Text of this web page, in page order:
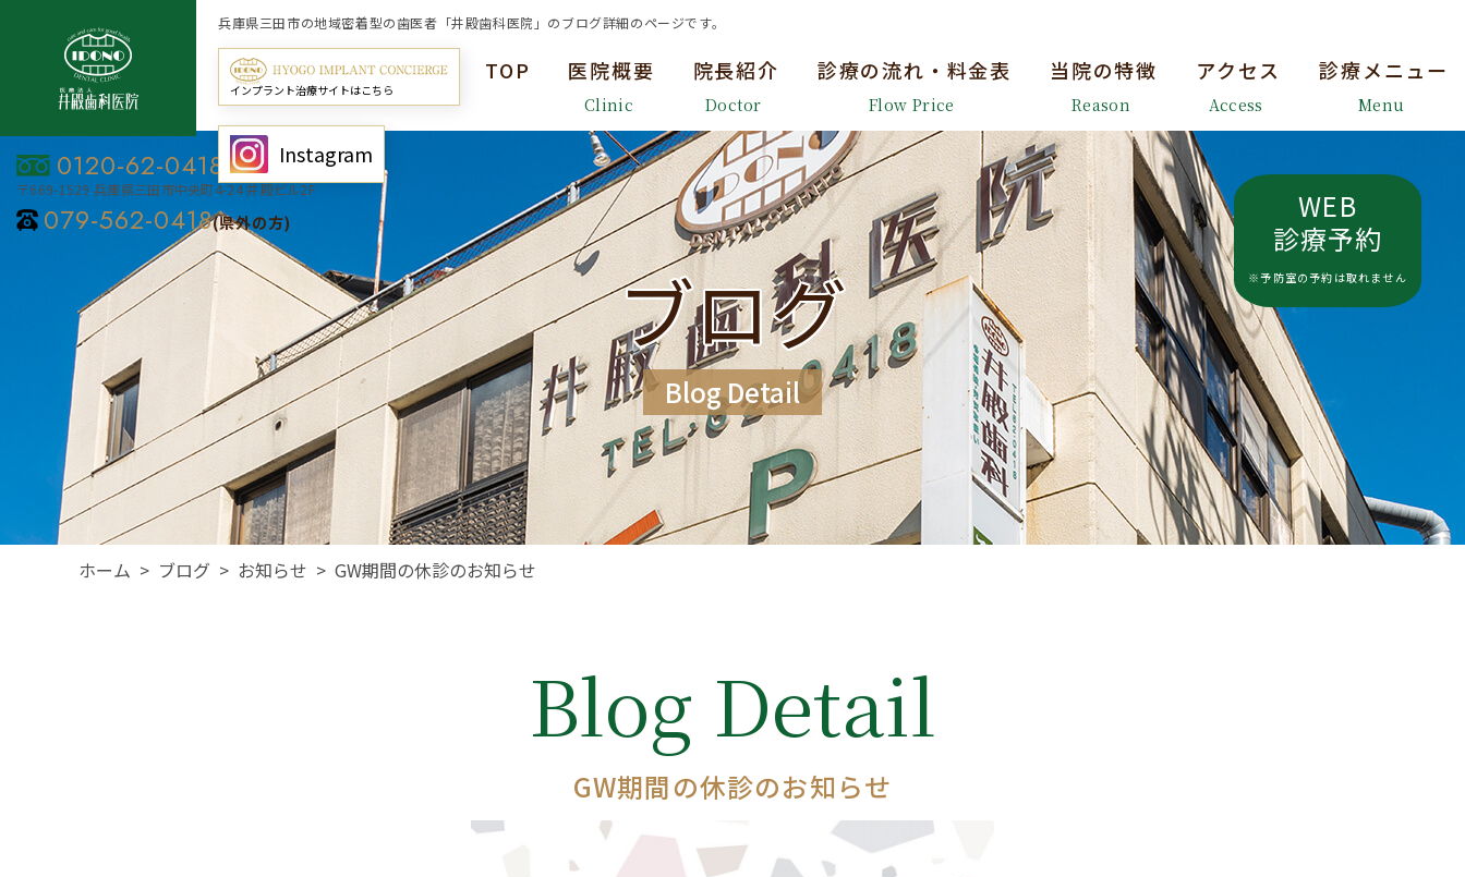
兵庫県三田市の地域密着型の歯医者「井殿歯科医院」のブログ詳細のページです。
0120-62-0418
〒669-1529 兵庫県三田市中央町4-24 井殿ビル2F
079-562-0418(県外の方)
インプラント治療サイトはこちら
Instagram
TOP 医院概要
Clinic
院長紹介
Doctor
診療の流れ・料金表
Flow Price
当院の特徴
Reason
アクセス
Access
診療メニュー
Menu
WEB
診療予約
※予防室の予約は取れません
ブログ
Blog Detail
ホーム > ブログ > お知らせ > GW期間の休診のお知らせ
Blog Detail
GW期間の休診のお知らせ